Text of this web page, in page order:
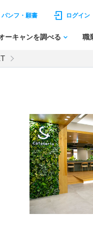
パンフ・願書 ログイン
ーキャンを調べる 職